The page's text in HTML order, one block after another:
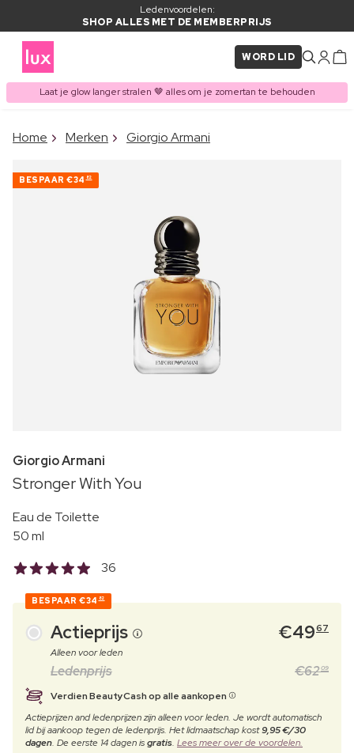
Ledenvoordelen:
SHOP ALLES MET DE MEMBERPRIJS
WORD LID
Laat je glow langer stralen 🤎 alles om je zomertan te behouden
ITEM TOEGEVOEGD AAN
Vaak samen gekocht met
Home Merken Giorgio Armani
BESPAAR €34 82
Giorgio Armani
Stronger With You
Eau de Toilette
50 ml
36
BESPAAR €34 82
Actieprijs €4967
Alleen voor leden
Ledenprijs €6209
Verdien BeautyCash op alle aankopen
Actieprijzen and ledenprijzen zijn alleen voor leden. Je wordt automatisch
lid bij aankoop tegen de ledenprijs. Het lidmaatschap kost9,95 €/30
dagen. De eerste 14 dagen isgratis. Lees meer over de voordelen.